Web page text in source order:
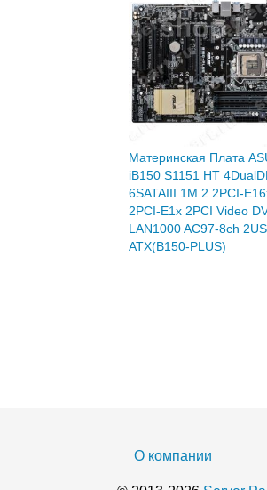
Материнская Плата
iB150 S1151 HT
6SATAIII 1M.2 2PCI-
2PCI-E1x 2PCI Video
LAN1000 AC97-8ch
ATX(B150-PLUS)
О компании